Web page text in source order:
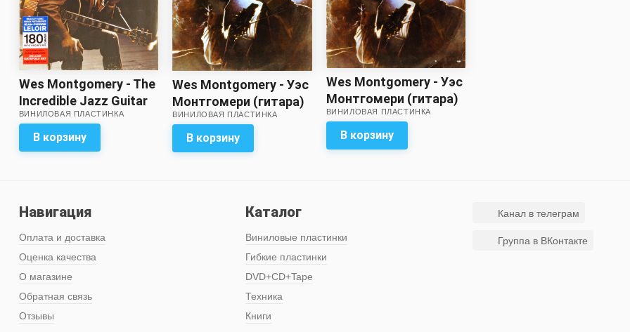
Wes Montgomery - The
Incredible Jazz Guitar
of Wes Montgomery
ВИНИЛОВАЯ ПЛАСТИНКА
В корзину
Wes Montgomery - Уэс
Монтгомери (гитара)
ВИНИЛОВАЯ ПЛАСТИНКА
В корзину
Wes Montgomery - Уэс
Монтгомери (гитара)
ВИНИЛОВАЯ ПЛАСТИНКА
В корзину
Навигация
Оплата и доставка
Оценка качества
О магазине
Обратная связь
Отзывы
Каталог
Виниловые пластинки
Гибкие пластинки
DVD+CD+Tape
Техника
Книги
Канал в телеграм
Группа в ВКонтакте